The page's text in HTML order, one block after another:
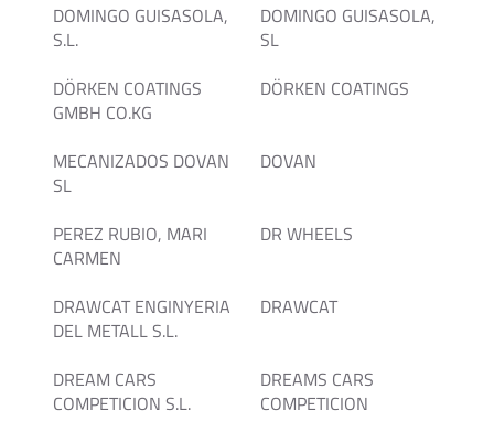
DOMINGO GUISASOLA,
S.L.
DOMINGO GUISASOLA,
SL
DÖRKEN COATINGS
GMBH CO.KG
DÖRKEN COATINGS
MECANIZADOS DOVAN
SL
DOVAN
PEREZ RUBIO, MARI
CARMEN
DR WHEELS
DRAWCAT ENGINYERIA
DEL METALL S.L.
DRAWCAT
DREAM CARS
COMPETICION S.L.
DREAMS CARS
COMPETICION